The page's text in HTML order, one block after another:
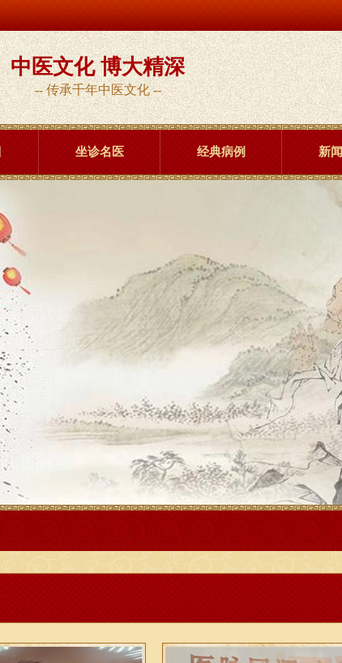
中医文化 博大精深
-- 传承千年中医文化 --
坐诊名医 经典病例 新